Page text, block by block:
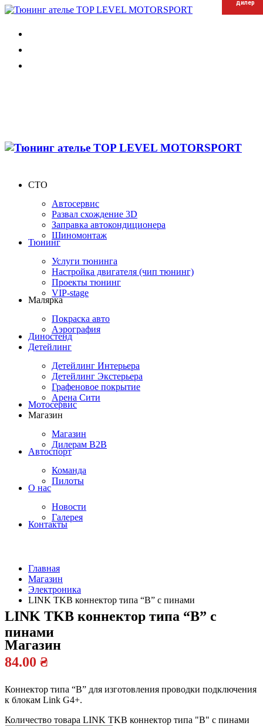
СТО
Автосервис
Развал схождение 3D
Заправка автокондиционера
Шиномонтаж
Тюнинг
Услуги тюнинга
Настройка двигателя (чип тюнинг)
Проекты тюнинг
VIP-stage
Малярка
Покраска авто
Аэрография
Диностенд
Детейлинг
Детейлинг Интерьера
Детейлинг Экстерьера
Графеновое покрытие
Арена Сити
Мотосервис
Магазин
Магазин
Дилерам B2B
Автоспорт
Команда
Пилоты
О нас
Новости
Галерея
Контакты
Главная
Магазин
Электроника
LINK TKB коннектор типа “B” с пинами
Магазин
LINK TKB коннектор типа “B” с
пинами
84.00 ₴
Коннектор типа “B” для изготовления проводки подключения
к блокам Link G4+.
Количество товара LINK TKB коннектор типа "B" с пинами
дилер
дилер
дилер